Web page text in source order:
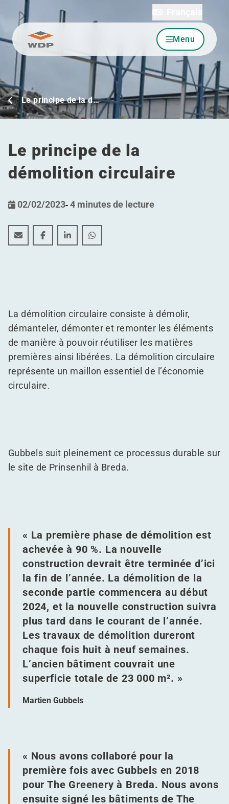
Allez au contenu Menu
Le principe de la d…
Le principe de la
démolition circulaire
02/02/2023-4 minutes de lecture
Le principe de la démolition circulaire
Le principe de la démolition circulaire
Le principe de la démolition circulaire
Le principe de la démolition
La démolition circulaire consiste à démolir,
démanteler, démonter et remonter les éléments
de manière à pouvoir réutiliser les matières
premières ainsi libérées. La démolition circulaire
représente un maillon essentiel de l’économie
circulaire.
Gubbels suit pleinement ce processus durable sur
le site de Prinsenhil à Breda.
« La première phase de démolition est
achevée à 90 %. La nouvelle
construction devrait être terminée d’ici
la fin de l’année. La démolition de la
seconde partie commencera au début
2024, et la nouvelle construction suivra
plus tard dans le courant de l’année.
Les travaux de démolition dureront
chaque fois huit à neuf semaines.
L’ancien bâtiment couvrait une
superficie totale de 23 000 m². »
Martien Gubbels
« Nous avons collaboré pour la
première fois avec Gubbels en 2018
pour The Greenery à Breda. Nous avons
ensuite signé les bâtiments de The